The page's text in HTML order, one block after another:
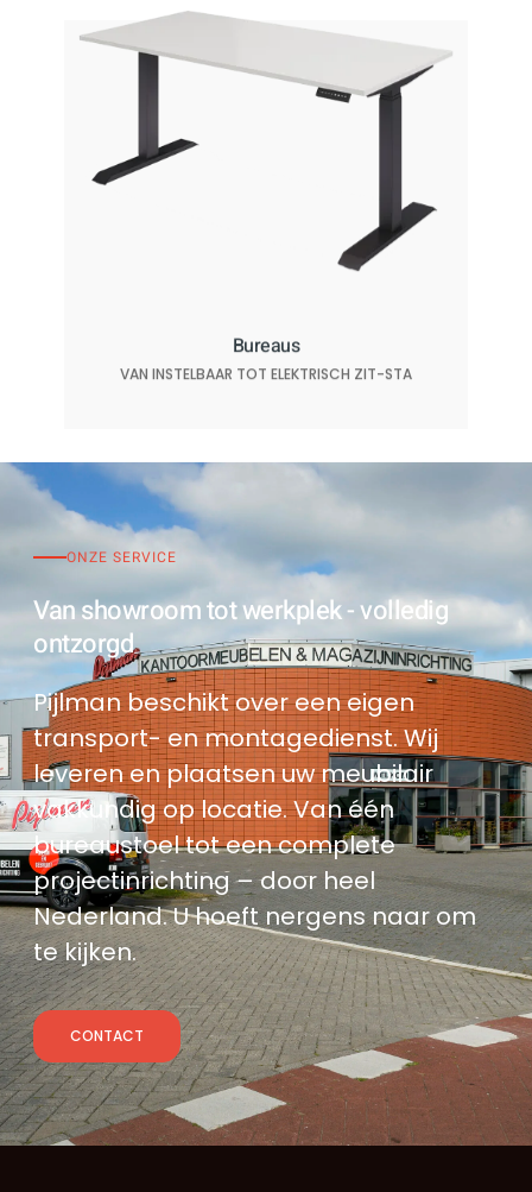
Bureaus
VAN INSTELBAAR TOT ELEKTRISCH ZIT-STA
ONZE SERVICE
Van showroom tot werkplek - volledig
ontzorgd
Pijlman beschikt over een eigen
transport- en montagedienst. Wij
leveren en plaatsen uw meubilair
vakkundig op locatie. Van één
bureaustoel tot een complete
projectinrichting – door heel
Nederland. U hoeft nergens naar om
te kijken.
CONTACT